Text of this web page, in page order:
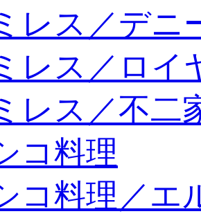
レス／デニ
レス／ロイ
レス／不二
コ料理
コ料理／エ